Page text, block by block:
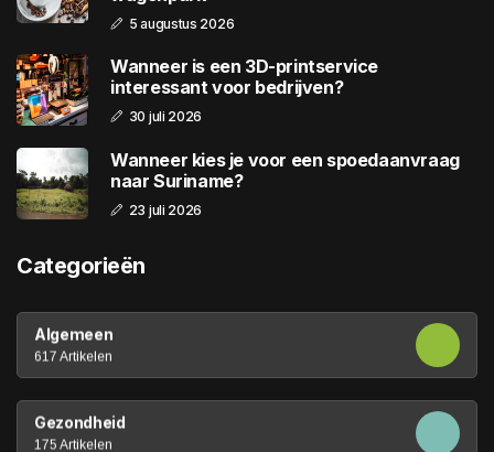
5 augustus 2026
Wanneer is een 3D-printservice
interessant voor bedrijven?
30 juli 2026
Wanneer kies je voor een spoedaanvraag
naar Suriname?
23 juli 2026
Categorieën
Algemeen
617 Artikelen
Gezondheid
175 Artikelen